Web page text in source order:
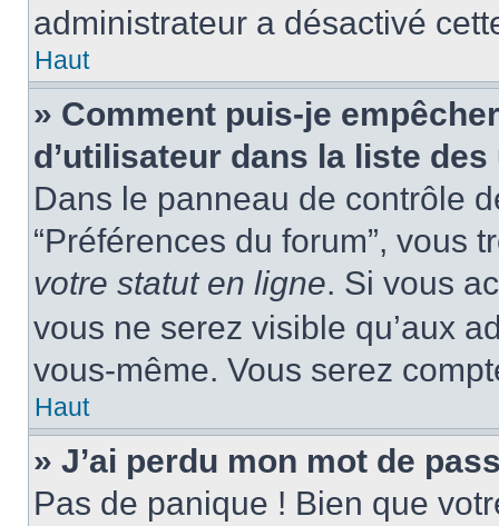
administrateur a désactivé
Haut
» Comment puis-je
d’utilisateur dans la liste
Dans le panneau de contrôle
“Préférences du forum”, vous
votre statut en ligne. Si vous
vous ne serez visible qu’aux
vous-même. Vous serez
Haut
» J’ai perdu mon mot de
Pas de panique ! Bien que